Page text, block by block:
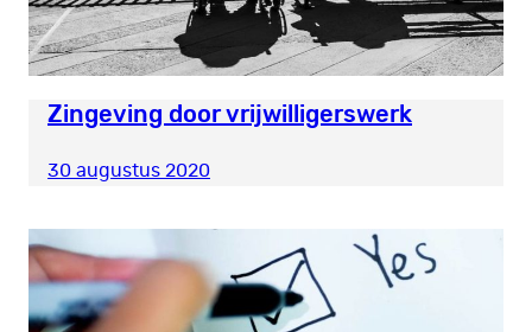
Zingeving door vrijwilligerswerk
30 augustus 2020